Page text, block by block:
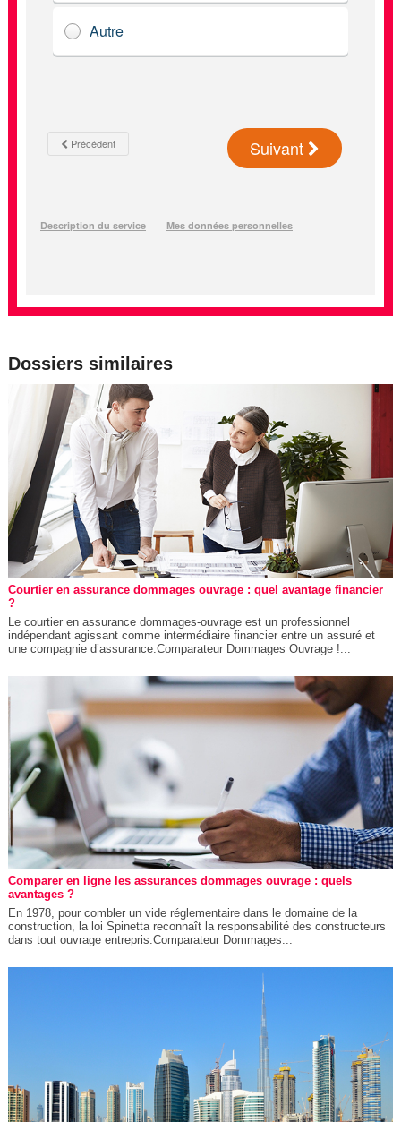
Dossiers similaires
Courtier en assurance dommages ouvrage : quel avantage financier
?
Le courtier en assurance dommages-ouvrage est un professionnel
indépendant agissant comme intermédiaire financier entre un assuré et
une compagnie d’assurance.Comparateur Dommages Ouvrage !...
Comparer en ligne les assurances dommages ouvrage : quels
avantages ?
En 1978, pour combler un vide réglementaire dans le domaine de la
construction, la loi Spinetta reconnaît la responsabilité des constructeurs
dans tout ouvrage entrepris.Comparateur Dommages...